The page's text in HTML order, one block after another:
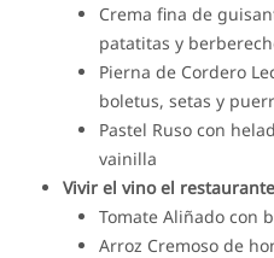
Crema fina de
patatitas y
Pierna de Cordero
boletus, setas y
Pastel Ruso con
vainilla
Vivir el vino el restaurante
Tomate Aliñado con
Arroz Cremoso de